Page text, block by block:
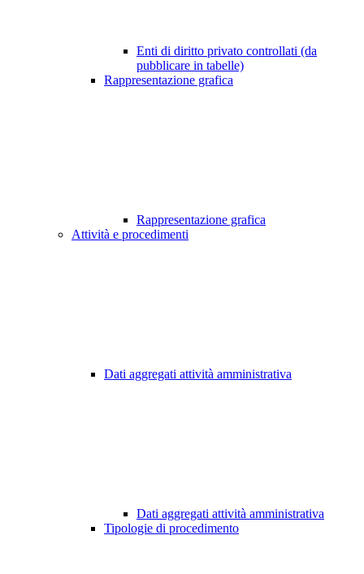
Enti di diritto privato controllati (da
pubblicare in tabelle)
Rappresentazione grafica
Rappresentazione grafica
Attività e procedimenti
Dati aggregati attività amministrativa
Dati aggregati attività amministrativa
Tipologie di procedimento